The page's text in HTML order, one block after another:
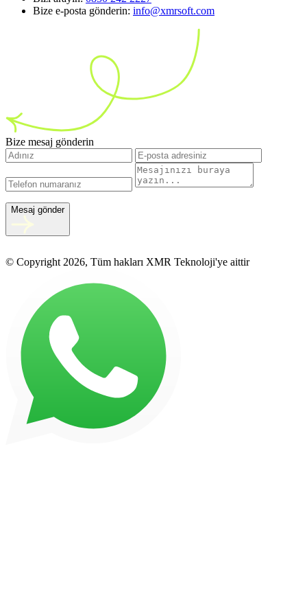
Bize e-posta gönderin: info@xmrsoft.com
Bize mesaj gönderin
Mesaj gönder
© Copyright 2026, Tüm hakları XMR Teknoloji'ye aittir